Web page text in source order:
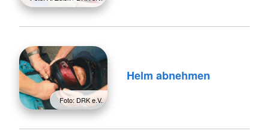
Foto: DRK e.V.
Helm abnehmen